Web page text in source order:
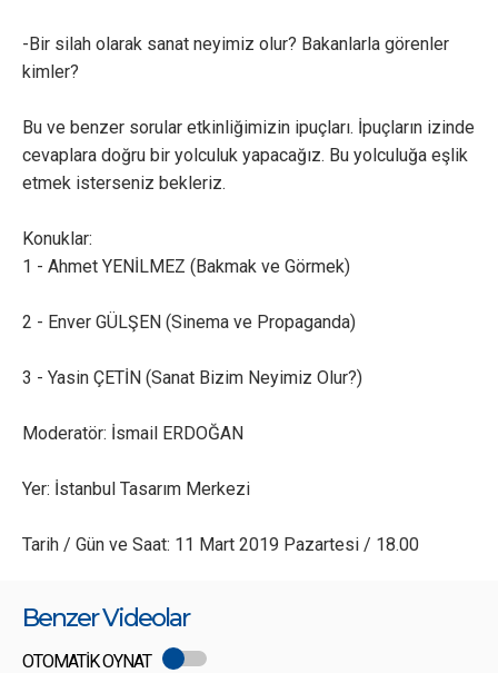
-Bir silah olarak sanat neyimiz olur? Bakanlarla görenler
kimler?
Bu ve benzer sorular etkinliğimizin ipuçları. İpuçların izinde
cevaplara doğru bir yolculuk yapacağız. Bu yolculuğa eşlik
etmek isterseniz bekleriz.
Konuklar:
1 - Ahmet YENİLMEZ (Bakmak ve Görmek)
2 - Enver GÜLŞEN (Sinema ve Propaganda)
3 - Yasin ÇETİN (Sanat Bizim Neyimiz Olur?)
Moderatör: İsmail ERDOĞAN
Yer: İstanbul Tasarım Merkezi
Tarih / Gün ve Saat: 11 Mart 2019 Pazartesi / 18.00
Benzer Videolar
OTOMATİK OYNAT